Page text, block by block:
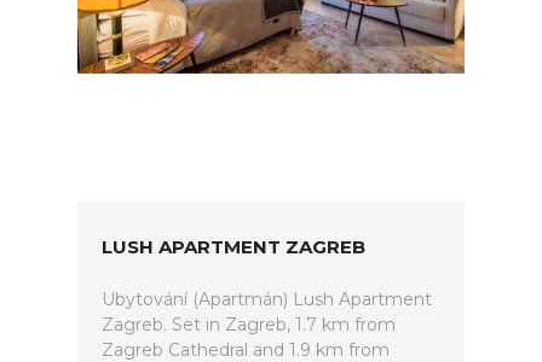
LUSH APARTMENT ZAGREB
Ubytování (Apartmán) Lush Apartment
Zagreb. Set in Zagreb, 1.7 km from
Zagreb Cathedral and 1.9 km from